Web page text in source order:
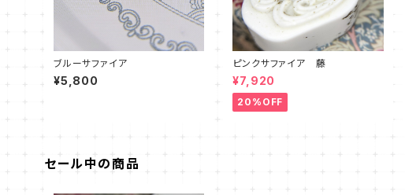
ブルーサファイア
¥5,800
ピンクサファイア 藤
¥7,920
20%OFF
セール中の商品